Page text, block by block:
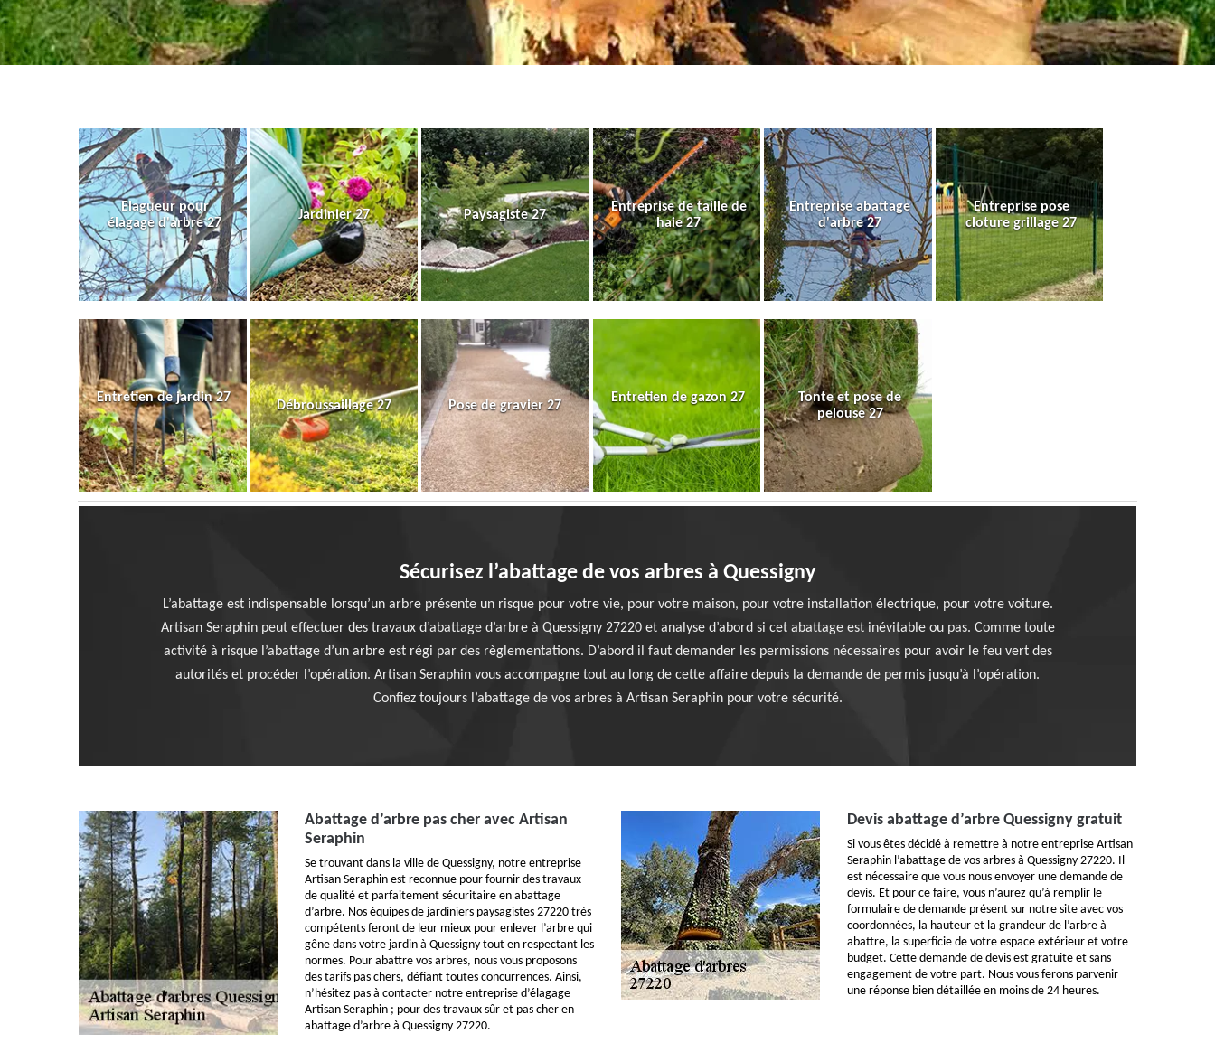
Elagueur pour
élagage d'arbre 27
Jardinier 27 Paysagiste 27
Entreprise de taille de
haie 27
Entreprise abattage
d'arbre 27
Entreprise pose
cloture grillage 27
Entretien de jardin 27
Débroussaillage 27 Pose de gravier 27
Entretien de gazon 27
Tonte et pose de
pelouse 27
Sécurisez l’abattage de vos arbres à Quessigny
L’abattage est indispensable lorsqu’un arbre présente un risque pour votre vie, pour votre maison, pour votre installation électrique, pour votre voiture.
Artisan Seraphin peut effectuer des travaux d’abattage d’arbre à Quessigny 27220 et analyse d’abord si cet abattage est inévitable ou pas. Comme toute
activité à risque l’abattage d’un arbre est régi par des règlementations. D’abord il faut demander les permissions nécessaires pour avoir le feu vert des
autorités et procéder l’opération. Artisan Seraphin vous accompagne tout au long de cette affaire depuis la demande de permis jusqu’à l’opération.
Confiez toujours l’abattage de vos arbres à Artisan Seraphin pour votre sécurité.
Abattage d’arbre pas cher avec Artisan
Seraphin
Se trouvant dans la ville de Quessigny, notre entreprise
Artisan Seraphin est reconnue pour fournir des travaux
de qualité et parfaitement sécuritaire en abattage
d’arbre. Nos équipes de jardiniers paysagistes 27220 très
compétents feront de leur mieux pour enlever l’arbre qui
gêne dans votre jardin à Quessigny tout en respectant les
normes. Pour abattre vos arbres, nous vous proposons
des tarifs pas chers, défiant toutes concurrences. Ainsi,
n’hésitez pas à contacter notre entreprise d’élagage
Artisan Seraphin ; pour des travaux sûr et pas cher en
abattage d’arbre à Quessigny 27220.
Devis abattage d’arbre Quessigny gratuit
Si vous êtes décidé à remettre à notre entreprise Artisan
Seraphin l’abattage de vos arbres à Quessigny 27220. Il
est nécessaire que vous nous envoyer une demande de
devis. Et pour ce faire, vous n’aurez qu’à remplir le
formulaire de demande présent sur notre site avec vos
coordonnées, la hauteur et la grandeur de l’arbre à
abattre, la superficie de votre espace extérieur et votre
budget. Cette demande de devis est gratuite et sans
engagement de votre part. Nous vous ferons parvenir
une réponse bien détaillée en moins de 24 heures.